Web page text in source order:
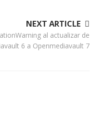
NEXT ARTICLE
al actualizar de
6 a Openmediavault 7